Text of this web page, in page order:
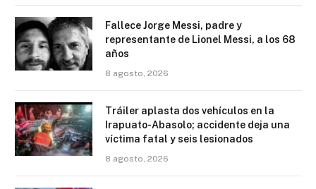
Fallece Jorge Messi, padre y
representante de Lionel Messi, a los 68
años
8 agosto, 2026
Tráiler aplasta dos vehículos en la
Irapuato-Abasolo; accidente deja una
víctima fatal y seis lesionados
8 agosto, 2026